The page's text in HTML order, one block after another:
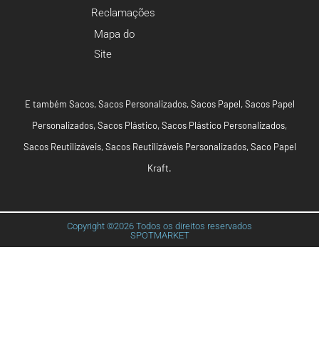
Reclamações
Mapa do
Site
E também Sacos,Sacos Personalizados,Sacos Papel,Sacos Papel
Personalizados,Sacos Plástico,Sacos Plástico Personalizados,
Sacos Reutilizáveis,Sacos Reutilizáveis Personalizados,Saco Papel
Kraft.
Copyright ©2026 Todos os direitos reservados
SPOTMARKET